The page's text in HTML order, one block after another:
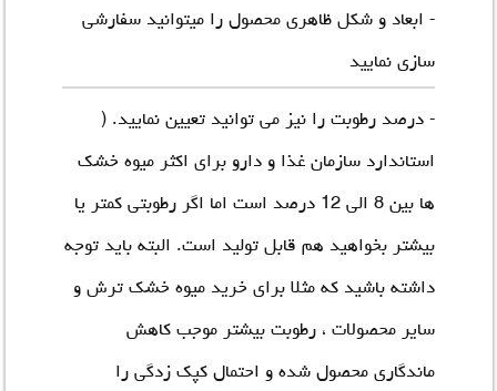
- ابعاد و شکل ظاهری محصول را میتوانید سفارشی
سازی نمایید
- درصد رطوبت را نیز می توانید تعیین نمایید. (
استاندارد سازمان غذا و دارو برای اکثر میوه خشک
ها بین 8 الی 12 درصد است اما اگر رطوبتی کمتر یا
بیشتر بخواهید هم قابل تولید است. البته باید توجه
داشته باشید که مثلا برای خرید میوه خشک ترش و
سایر محصولات ، رطوبت بیشتر موجب کاهش
ماندگاری محصول شده و احتمال کپک زدگی را